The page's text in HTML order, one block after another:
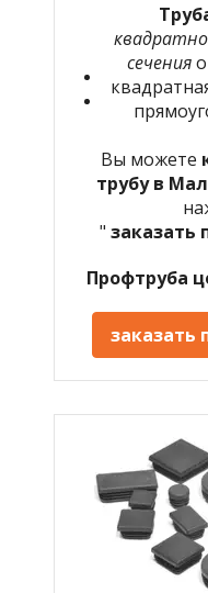
сечения
Вы можете
трубу в
" заказать
Профтруба
заказать